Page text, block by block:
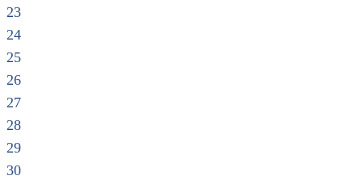
23
24
25
26
27
28
29
30